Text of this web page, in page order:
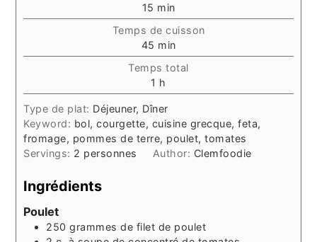
15 minutes
min
Temps de cuisson
45 minutes
min
Temps total
1 heure
h
Type de plat: Déjeuner, Dîner
Keyword: bol, courgette, cuisine grecque, feta,
fromage, pommes de terre, poulet, tomates
Servings: 2 personnes Author: Clemfoodie
Ingrédients
Poulet
250 grammes de filet de poulet